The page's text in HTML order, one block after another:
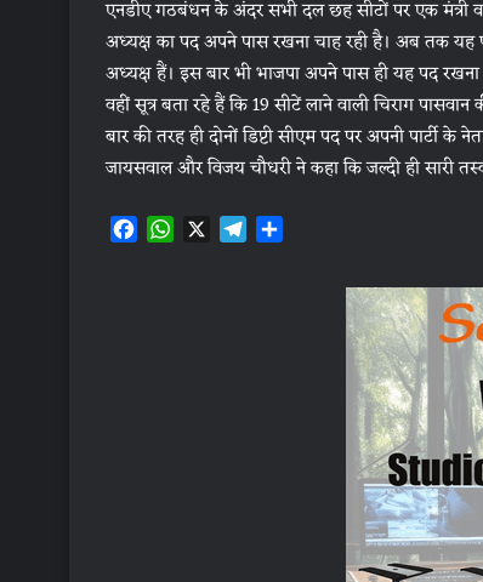
एनडीए गठबंधन के अंदर सभी दल छह सीटों पर एक
अध्यक्ष का पद अपने पास रखना चाह रही है। अब तक यह
अध्यक्ष हैं। इस बार भी भाजपा अपने पास ही यह पद
वहीं सूत्र बता रहे हैं कि 19 सीटें लाने वाली चिराग
बार की तरह ही दोनों डिप्टी सीएम पद पर अपनी पार्टी
जायसवाल और विजय चौधरी ने कहा कि जल्दी ही सारी
F W X T